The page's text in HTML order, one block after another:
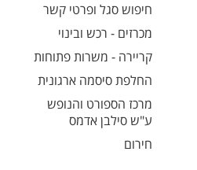
חיפוש סגל ופרטי קשר
מכרזים - רכש ובינוי
קריירה - משרות פתוחות
החלפת סיסמה ארגונית
מרכז הספורט והנופש
ע"ש סילבן אדמס
חירום